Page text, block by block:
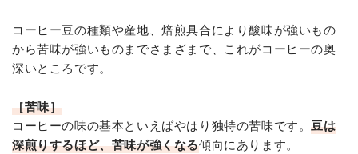
コーヒー豆の種類や産地、焙煎具合により酸味が強いもの
から苦味が強いものまでさまざまで、これがコーヒーの奥
深いところです。
［苦味］
コーヒーの味の基本といえばやはり独特の苦味です。豆は
深煎りするほど、苦味が強くなる傾向にあります。